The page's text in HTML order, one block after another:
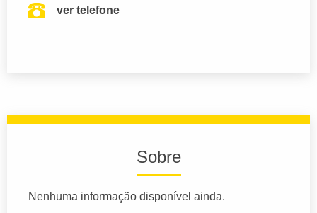
ver telefone
Sobre
Nenhuma informação disponível ainda.